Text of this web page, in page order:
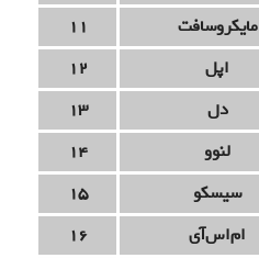
مایکروسافت
11
اپل
12
دل
13
لنوو
14
سیسکو
15
ام‌اس‌آی
16